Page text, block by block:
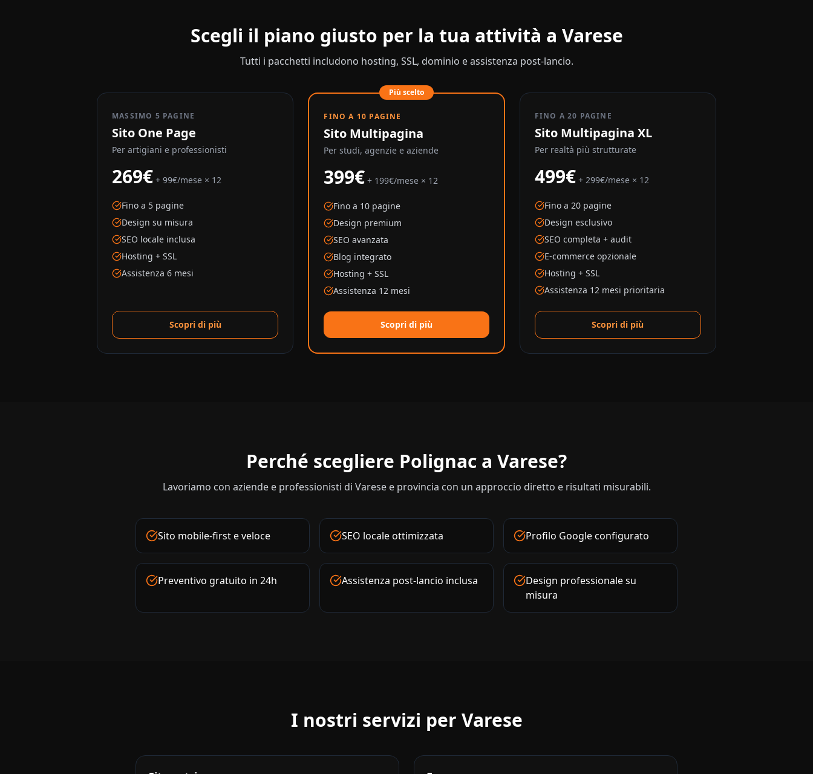
Scegli il piano giusto per la tua attività a Varese
Tutti i pacchetti includono hosting, SSL, dominio e assistenza post-lancio.
MASSIMO 5 PAGINE
Sito One Page
Per artigiani e professionisti
269€ + 99€/mese × 12
Fino a 5 pagine
Design su misura
SEO locale inclusa
Hosting + SSL
Assistenza 6 mesi
Scopri di più
Più scelto
FINO A 10 PAGINE
Sito Multipagina
Per studi, agenzie e aziende
399€ + 199€/mese × 12
Fino a 10 pagine
Design premium
SEO avanzata
Blog integrato
Hosting + SSL
Assistenza 12 mesi
Scopri di più
FINO A 20 PAGINE
Sito Multipagina XL
Per realtà più strutturate
499€ + 299€/mese × 12
Fino a 20 pagine
Design esclusivo
SEO completa + audit
E-commerce opzionale
Hosting + SSL
Assistenza 12 mesi prioritaria
Scopri di più
Perché scegliere Polignac a Varese?
Lavoriamo con aziende e professionisti di Varesee provincia con un approccio diretto e risultati misurabili.
Sito mobile-first e veloce SEO locale ottimizzata Profilo Google configurato
Preventivo gratuito in 24h Assistenza post-lancio inclusa
Design professionale su
misura
I nostri servizi per Varese